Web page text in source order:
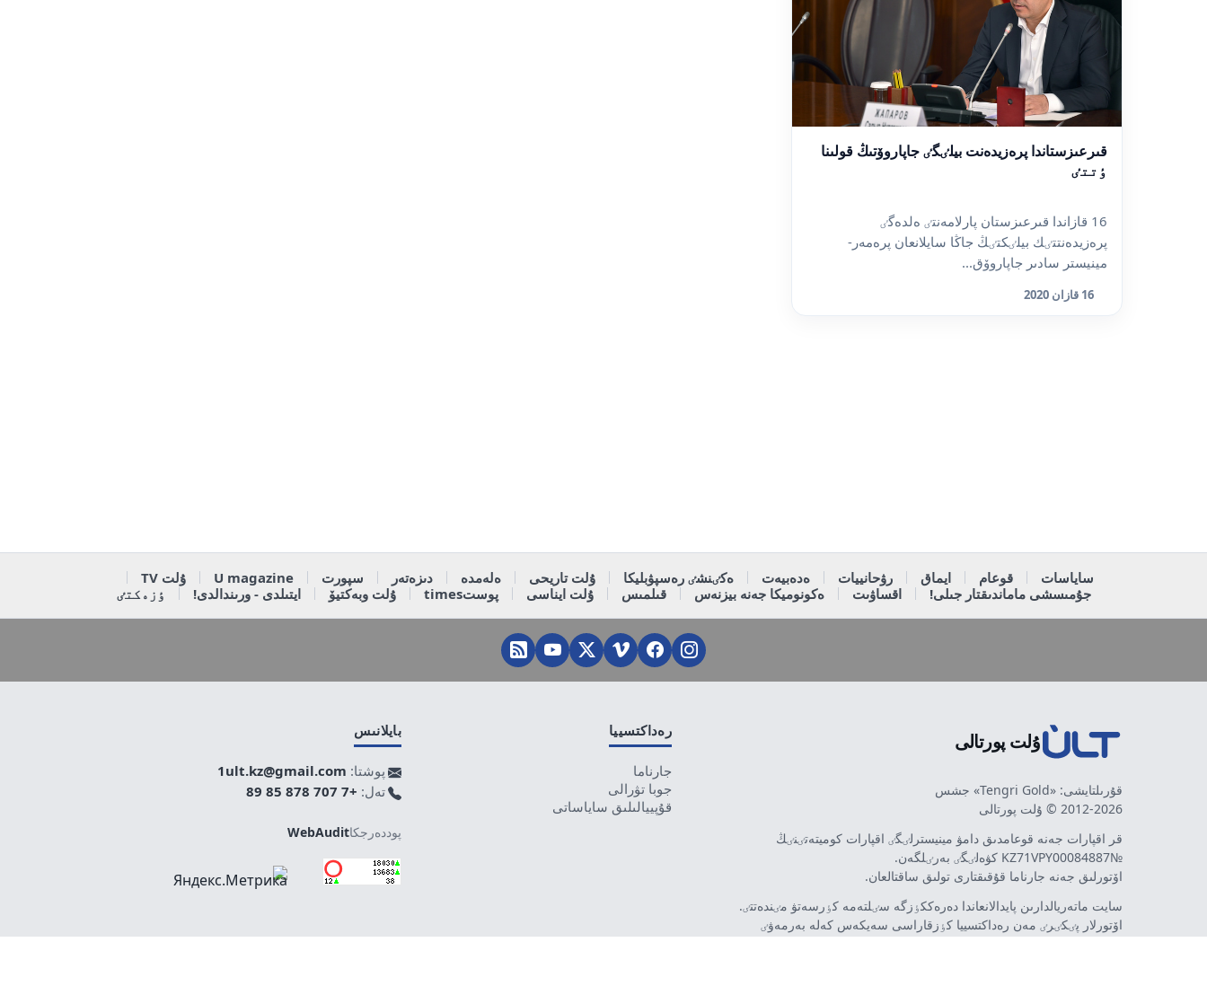
قىرعىزستاندا پرەزيدەنت بيلٸگٸ جاپاروۆتىڭ قولىنا
ٶتتٸ
16 قازاندا قىرعىزستان پارلامەنتٸ ەلدەگٸ
پرەزيدەنتتٸك بيلٸكتٸڭ جاڭا سايلانعان پرەمەر-
مينيستر سادىر جاپاروۆق...
16 قازان 2020
ساياسات قوعام ايماق رۋحانييات ەدەبيەت ەكٸنشٸ رەسپۋبليكا ۇلت تاريحى ەلەمدە دىزەتەر سپورت U magazine
ۇلت TV
جۇمىسشى ماماندىقتار جىلى!
اقساۋىت ەكونوميكا جەنە بيزنەس قىلمىس ۇلت ايناسى پوستtimes ۇلت وبەكتيۆ ايتىلدى - ورىندالدى! ٶزەكتٸ
ۇلت پورتالى
قۇرىلتايشى: «Tengri Gold» جشس
2012-2026 © ۇلت پورتالى
قر اقپارات جەنە قوعامدىق دامۋ مينيسترلٸگٸ اقپارات كوميتەتٸنٸڭ
№KZ71VPY00084887 كۋەلٸگٸ بەرٸلگەن.
اۆتورلىق جەنە جارناما قۇقىقتارى تولىق ساقتالعان.
سايت ماتەريالدارىن پايدالانعاندا دەرەككٶزگە سٸلتەمە كٶرسەتۋ مٸندەتتٸ.
اۆتورلار پٸكٸرٸ مەن رەداكتسييا كٶزقاراسى سەيكەس كەلە بەرمەۋٸ
رەداكتسييا
جارناما
جوبا تۋرالى
قۇپييالىلىق ساياساتى
بايلانىس
پوشتا: 1ult.kz@gmail.com
تەل: +7 707 878 85 89
پوددەرجكاWebAudit